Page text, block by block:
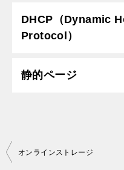
DHCP（Dynamic
Protocol）
静的ページ
投
オンラインストレージ